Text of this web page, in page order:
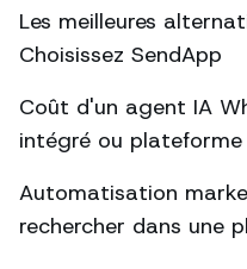
Les meilleures
Choisissez SendApp
Coût d'un agent IA
intégré ou plateforme
Automatisation
rechercher dans une